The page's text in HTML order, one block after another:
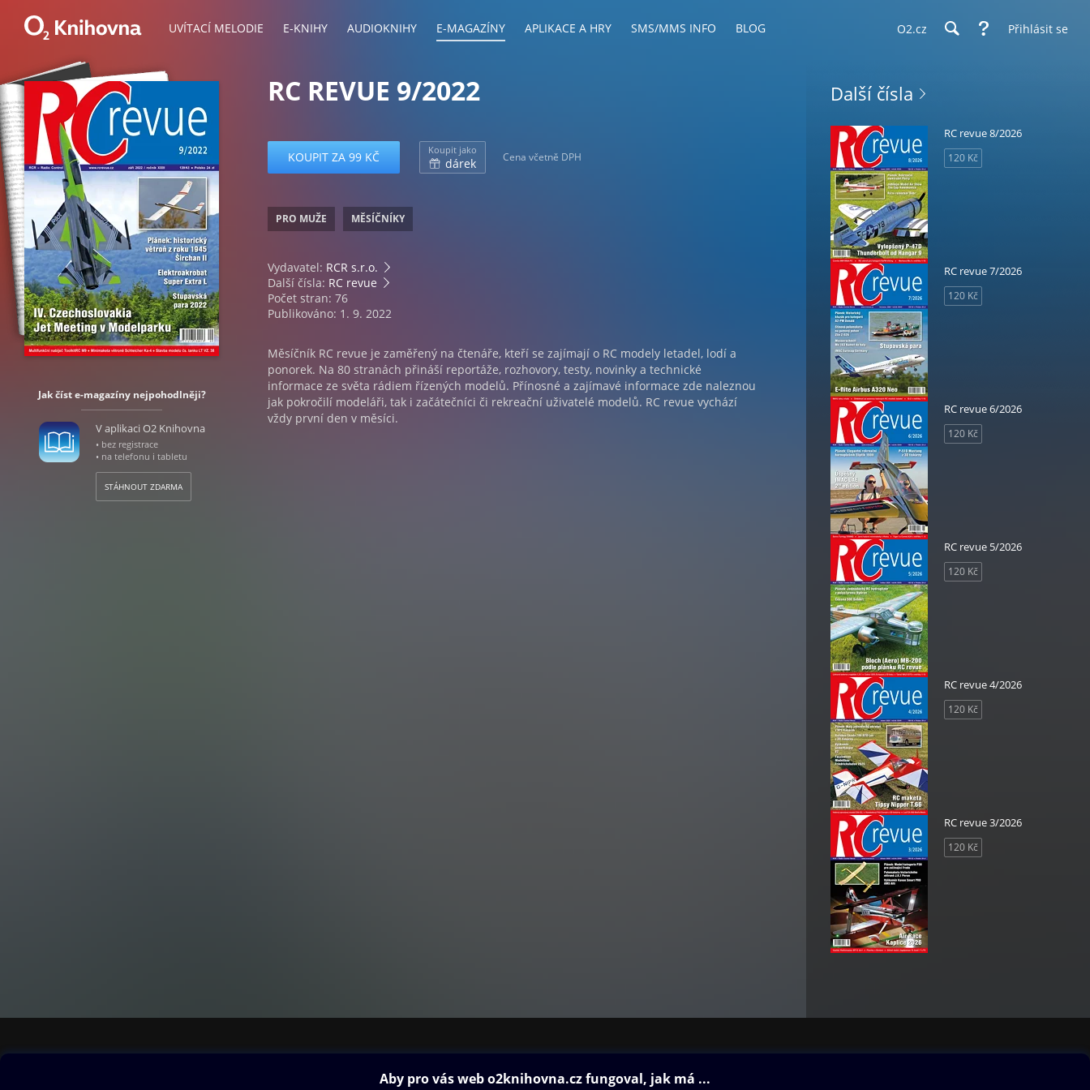
UVÍTACÍ MELODIE E-KNIHY AUDIOKNIHY E-MAGAZÍNY APLIKACE A HRY SMS/MMS INFO BLOG O2.cz Přihlásit se
Jak číst e-magazíny nejpohodlněji?
V aplikaci O2 Knihovna
• bez registrace
• na telefonu i tabletu
STÁHNOUT ZDARMA
RC REVUE 9/2022
KOUPIT ZA 99 KČ Koupit jako
dárek Cena včetně DPH
PRO MUŽE MĚSÍČNÍKY
Vydavatel: RCR s.r.o.
Další čísla: RC revue
Počet stran: 76
Publikováno: 1. 9. 2022
Měsíčník RC revue je zaměřený na čtenáře, kteří se zajímají o RC modely letadel, lodí a
ponorek. Na 80 stranách přináší reportáže, rozhovory, testy, novinky a technické
informace ze světa rádiem řízených modelů. Přínosné a zajímavé informace zde naleznou
jak pokročilí modeláři, tak i začátečníci či rekreační uživatelé modelů. RC revue vychází
vždy první den v měsíci.
Další čísla
RC revue 8/2026
120 Kč
RC revue 7/2026
120 Kč
RC revue 6/2026
120 Kč
RC revue 5/2026
120 Kč
RC revue 4/2026
120 Kč
RC revue 3/2026
120 Kč